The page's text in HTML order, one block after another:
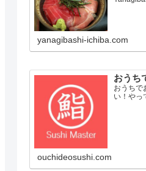
yanagibashi-ichiba.com
おうち
おうちで
い！や
ouchideosushi.com